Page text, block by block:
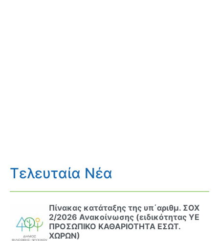
Τελευταία Νέα
Πίνακας κατάταξης της υπ΄αριθμ. ΣΟΧ
2/2026 Ανακοίνωσης (ειδικότητας ΥΕ
ΠΡΟΣΩΠΙΚΟ ΚΑΘΑΡΙΟΤΗΤΑ ΕΣΩΤ.
ΧΩΡΩΝ)